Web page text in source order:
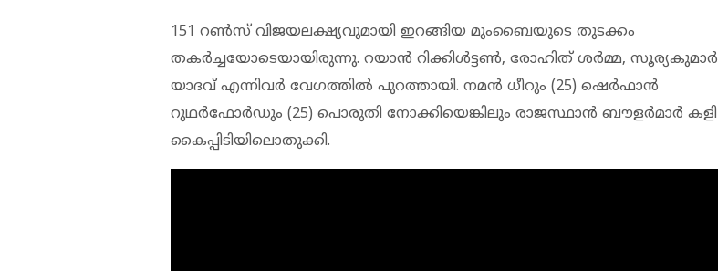
151 റൺസ് വിജയലക്ഷ്യവുമായി ഇറങ്ങിയ മുംബൈയുടെ തുടക്കം
തകർച്ചയോടെയായിരുന്നു. റയാൻ റിക്കിൾട്ടൺ, രോഹിത് ശർമ്മ, സൂര്യകുമാർ
യാദവ് എന്നിവർ വേഗത്തിൽ പുറത്തായി. നമൻ ധീറും (25) ഷെർഫാൻ
റുഥർഫോർഡും (25) പൊരുതി നോക്കിയെങ്കിലും രാജസ്ഥാൻ ബൗളർമാർ കളി
കൈപ്പിടിയിലൊതുക്കി.